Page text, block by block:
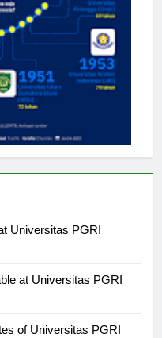
Universitas PGRI
at Universitas PGRI
of Universitas PGRI